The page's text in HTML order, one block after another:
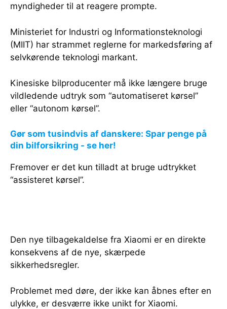
myndigheder til at reagere prompte.
Ministeriet for Industri og Informationsteknologi
(MIIT) har strammet reglerne for markedsføring af
selvkørende teknologi markant.
Kinesiske bilproducenter må ikke længere bruge
vildledende udtryk som “automatiseret kørsel”
eller “autonom kørsel”.
Gør som tusindvis af danskere: Spar penge på
din bilforsikring - se her!
Fremover er det kun tilladt at bruge udtrykket
“assisteret kørsel”.
Den nye tilbagekaldelse fra Xiaomi er en direkte
konsekvens af de nye, skærpede
sikkerhedsregler.
Problemet med døre, der ikke kan åbnes efter en
ulykke, er desværre ikke unikt for Xiaomi.